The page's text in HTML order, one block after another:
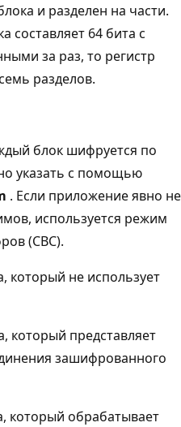
и разделен на части.
составляет 64 бита с
за раз, то регистр
разделов.
блок шифруется по
указать с помощью
. Если приложение явно не
используется режим
(CBC).
который не использует
который представляет
зашифрованного
который обрабатывает